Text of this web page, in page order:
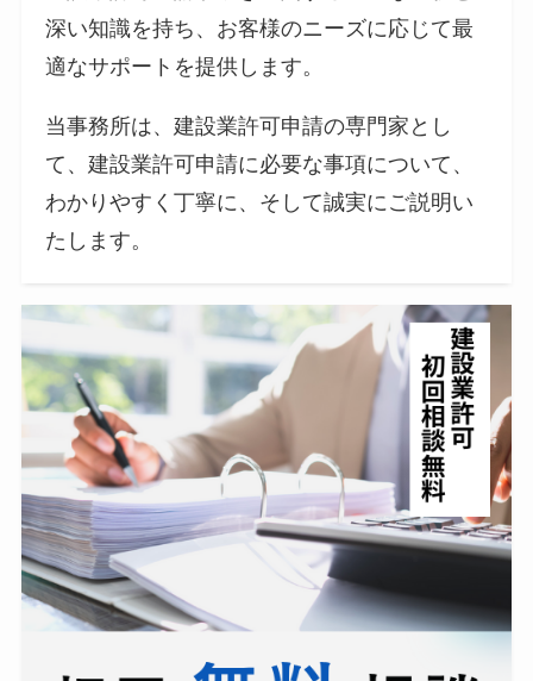
深い知識を持ち、お客様のニーズに応じて最
適なサポートを提供します。
当事務所は、建設業許可申請の専門家とし
て、建設業許可申請に必要な事項について、
わかりやすく丁寧に、そして誠実にご説明い
たします。